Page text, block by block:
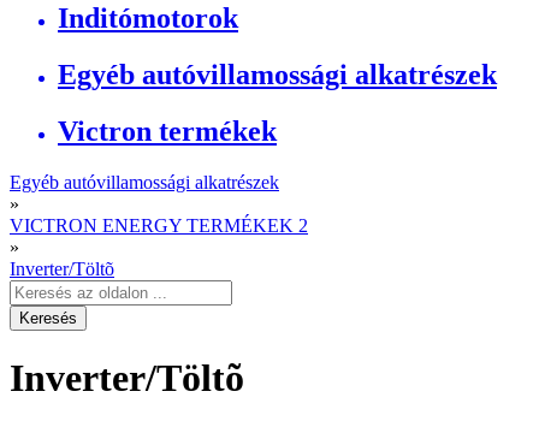
Inditómotorok
Egyéb autóvillamossági alkatrészek
Victron termékek
Egyéb autóvillamossági alkatrészek
»
VICTRON ENERGY TERMÉKEK 2
»
Inverter/Töltõ
Inverter/Töltõ